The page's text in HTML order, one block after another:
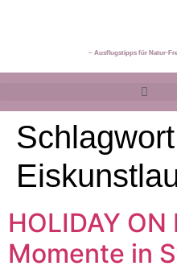
~ Ausflugstipps für Natur-
HOLIDAY
Momente in